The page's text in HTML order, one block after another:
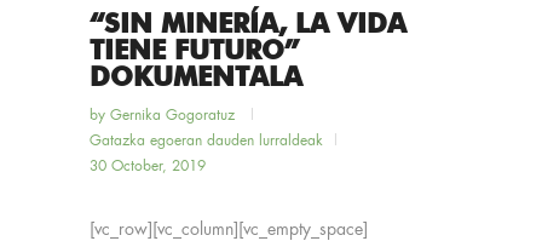
“SIN MINERÍA, LA VIDA
TIENE FUTURO”
DOKUMENTALA
by Gernika Gogoratuz
Gatazka egoeran dauden lurraldeak
30 October, 2019
[vc_row][vc_column][vc_empty_space]